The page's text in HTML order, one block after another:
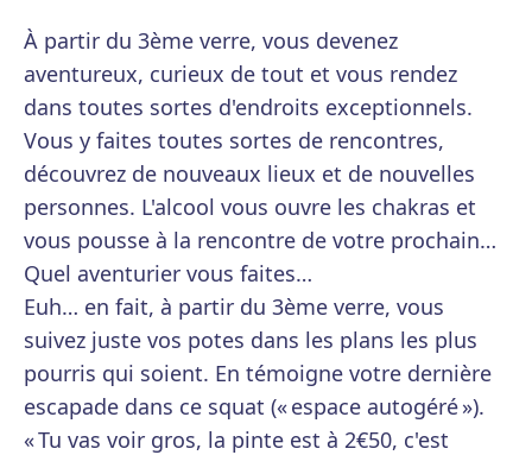
À partir du 3ème verre, vous devenez
aventureux, curieux de tout et vous rendez
dans toutes sortes d'endroits exceptionnels.
Vous y faites toutes sortes de rencontres,
découvrez de nouveaux lieux et de nouvelles
personnes. L'alcool vous ouvre les chakras et
vous pousse à la rencontre de votre prochain…
Quel aventurier vous faites…
Euh… en fait, à partir du 3ème verre, vous
suivez juste vos potes dans les plans les plus
pourris qui soient. En témoigne votre dernière
escapade dans ce squat (« espace autogéré »).
« Tu vas voir gros, la pinte est à 2€50, c'est